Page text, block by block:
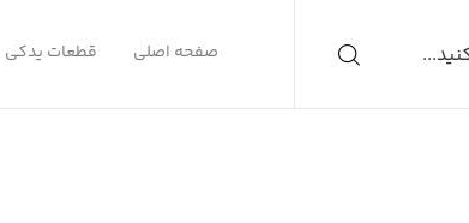
صفحه اصلی قطعات یدکی